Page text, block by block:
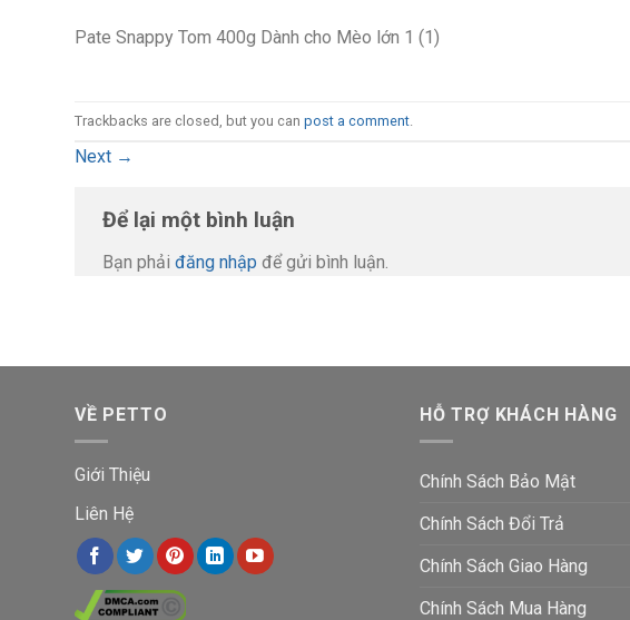
Pate Snappy Tom 400g Dành cho Mèo lớn 1 (1)
Trackbacks are closed, but you can post a comment
Next →
Để lại một bình luận
Bạn phải đăng nhập để gửi bình luận.
VỀ PETTO
Giới Thiệu
Liên Hệ
HỖ TRỢ KHÁCH HÀNG
Chính Sách Bảo Mật
Chính Sách Đổi Trả
Chính Sách Giao Hàng
Chính Sách Mua Hàng